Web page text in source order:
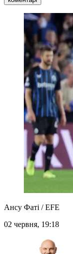
Ансу Фаті / EFE
02 червня, 19:18